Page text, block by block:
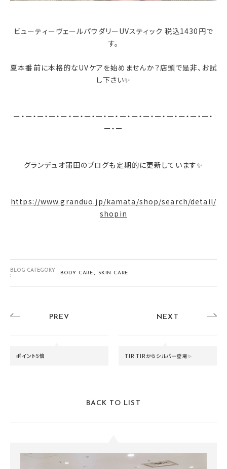
ビューティーヴェールパウダリーUVスティック 税込1430円で
す。
夏本番前に本格的なUVケアを始めませんか？店頭で是非、お試
し下さい✨
ー・ー・ー・ー・ー・ー・ー・ー・ー・ー・ー・ー・ー・ー・ー・ー・ー・
ー・ー
グランデュオ蒲田のブログも定期的に更新しています✨
https://www.granduo.jp/kamata/shop/search/detail/
shopin
BLOG CATEGORY
:
BODY CARE SKIN CARE
PREV
ポイント5倍
NEXT
TIR TIRからシルバー登場✨
BACK TO LIST